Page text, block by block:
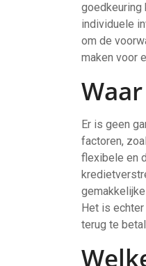
goedkeuring
individuele
om de
maken voor
Er is geen
factoren,
flexibele en
Het is
terug te